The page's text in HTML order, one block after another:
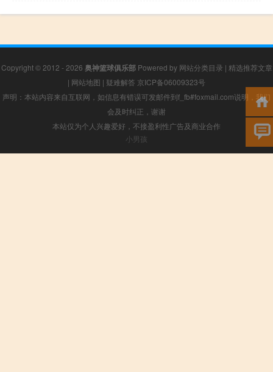
Copyright © 2012 - 2026 奥神篮球俱乐部Powered by 网站分类目录 | 精选推荐文章
| 网站地图 | 疑难解答 京ICP备06009323号
声明：本站内容来自互联网，如信息有错误可发邮件到f_fb#foxmail.com说明，我们
会及时纠正，谢谢
本站仅为个人兴趣爱好，不接盈利性广告及商业合作
小男孩